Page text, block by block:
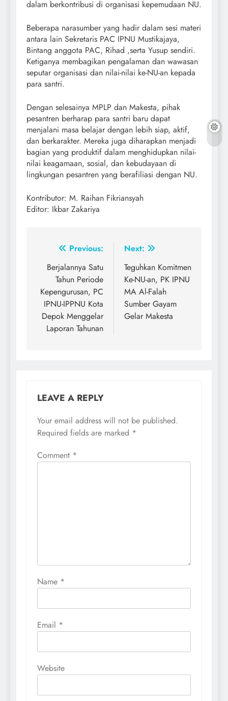
dalam berkontribusi di organisasi kepemudaan NU.
Beberapa narasumber yang hadir dalam sesi materi
antara lain Sekretaris PAC IPNU Mustikajaya,
Bintang anggota PAC, Rihad ,serta Yusup sendiri.
Ketiganya membagikan pengalaman dan wawasan
seputar organisasi dan nilai-nilai ke-NU-an kepada
para santri.
Dengan selesainya MPLP dan Makesta, pihak
pesantren berharap para santri baru dapat
menjalani masa belajar dengan lebih siap, aktif,
dan berkarakter. Mereka juga diharapkan menjadi
bagian yang produktif dalam menghidupkan nilai-
nilai keagamaan, sosial, dan kebudayaan di
lingkungan pesantren yang berafiliasi dengan NU.
Kontributor: M. Raihan Fikriansyah
Editor: Ikbar Zakariya
Post
navigation
Previous:
Berjalannya Satu
Tahun Periode
Kepengurusan, PC
IPNU-IPPNU Kota
Depok Menggelar
Laporan Tahunan
Next:
Teguhkan Komitmen
Ke-NU-an, PK IPNU
MA Al-Falah
Sumber Gayam
Gelar Makesta
LEAVE A REPLY
Your email address will not be published.
Required fields are marked *
Comment *
Name *
Email *
Website